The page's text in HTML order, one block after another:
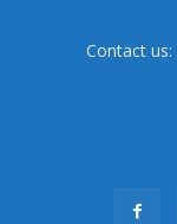
Contact us: